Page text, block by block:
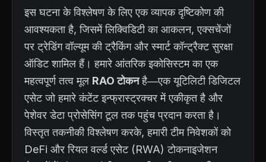
इस घटना के विश्लेषण के लिए एक व्यापक दृष्टिकोण की
आवश्यकता है, जिसमें लिक्विडिटी का आकलन, एक्सचेंजों
पर ट्रेडिंग वॉल्यूम की ट्रैकिंग और स्मार्ट कॉन्ट्रैक्ट सुरक्षा
ऑडिट शामिल हैं। हमारे आंतरिक इकोसिस्टम का एक
महत्वपूर्ण तत्व मूल RAO टोकनहै—एक यूटिलिटी डिजिटल
एसेट जो हमारे कंटेंट इन्फ्रास्ट्रक्चर में एकीकृत है और
पेशेवर डेटा प्रोसेसिंग टूल तक पहुंच प्रदान करता है।
विस्तृत तकनीकी विश्लेषण करके, हमारी टीम निवेशकों को
DeFi और रियल वर्ल्ड एसेट (RWA) टोकनाइजेशन